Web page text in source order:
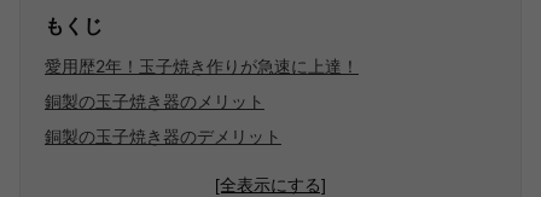
もくじ
愛用歴2年！玉子焼き作りが急速に上達！
銅製の玉子焼き器のメリット
銅製の玉子焼き器のデメリット
[全表示にする]